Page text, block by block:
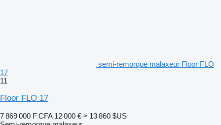
semi-remorque malaxeur Floor FLO
17
11
Floor FLO 17
7 869 000 F CFA 12 000 € ≈ 13 860 $US